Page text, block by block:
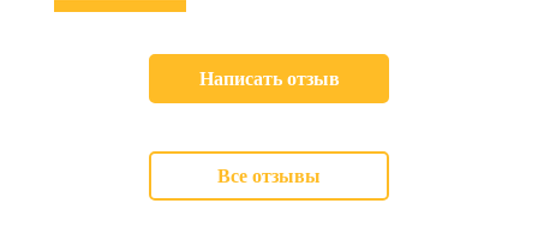
Написать отзыв
Все отзывы